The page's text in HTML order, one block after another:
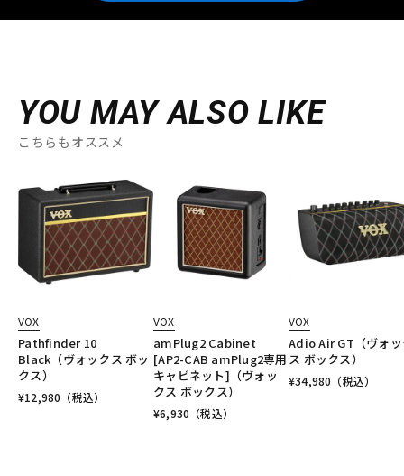
YOU MAY ALSO LIKE
こちらもオススメ
VOX
Pathfinder 10
Black（ヴォックス ボッ
クス）
¥12,980 （税込）
VOX
amPlug2 Cabinet
[AP2-CAB amPlug2専用
キャビネット]（ヴォッ
クス ボックス）
¥6,930 （税込）
VOX
Adio Air GT（ヴォ
ス ボックス）
¥34,980 （税込）